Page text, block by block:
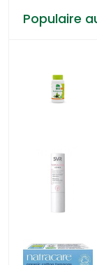
Populaire